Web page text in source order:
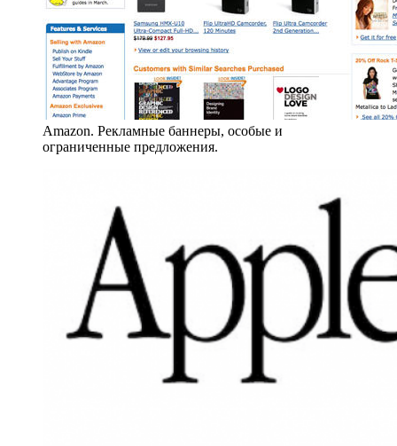
Amazon. Рекламные баннеры, особые и
ограниченные предложения.